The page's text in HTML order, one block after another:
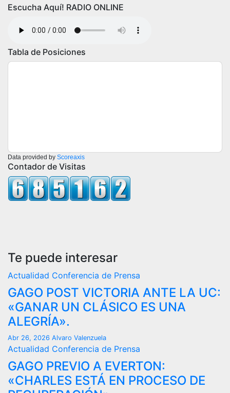
Escucha Aquí! RADIO ONLINE
Tabla de Posiciones
Data provided by Scoreaxis
Contador de Visitas
Te puede interesar
Actualidad Conferencia de Prensa
GAGO POST VICTORIA ANTE LA UC:
«GANAR UN CLÁSICO ES UNA
ALEGRÍA».
Abr 26, 2026 Alvaro Valenzuela
Actualidad Conferencia de Prensa
GAGO PREVIO A EVERTON:
«CHARLES ESTÁ EN PROCESO DE